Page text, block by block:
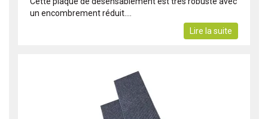
un encombrement réduit....
Lire la suite